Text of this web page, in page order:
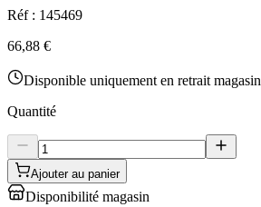
Réf : 145469
66,88 €
Disponible uniquement en retrait magasin
Quantité
Ajouter au panier
Disponibilité magasin